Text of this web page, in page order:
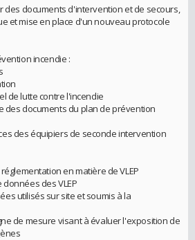
des documents d'intervention et de secours,
et mise en place d'un nouveau protocole
incendie :
de lutte contre l'incendie
des documents du plan de prévention
des équipiers de seconde intervention
en matière de VLEP
données des VLEP
utilisés sur site et soumis à la
de mesure visant à évaluer l'exposition de